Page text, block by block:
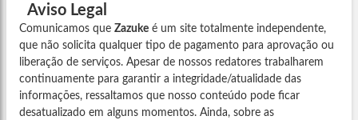
Aviso Legal
Comunicamos que Zazuke é um site totalmente independente,
que não solicita qualquer tipo de pagamento para aprovação ou
liberação de serviços. Apesar de nossos redatores trabalharem
continuamente para garantir a integridade/atualidade das
informações, ressaltamos que nosso conteúdo pode ficar
desatualizado em alguns momentos. Ainda, sobre as